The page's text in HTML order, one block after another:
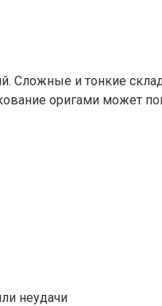
и тонкие
оригами может
неудачи